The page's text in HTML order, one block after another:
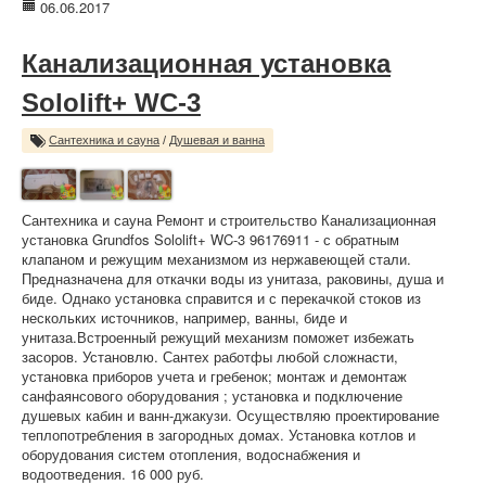
06.06.2017
Канализационная установка
Sololift+ WC-3
Сантехника и сауна / Душевая и ванна
Сантехника и сауна Ремонт и строительство Канализационная
установка Grundfos Sololift+ WC-3 96176911 - с обратным
клапаном и режущим механизмом из нержавеющей стали.
Предназначена для откачки воды из унитаза, раковины, душа и
биде. Однако установка справится и с перекачкой стоков из
нескольких источников, например, ванны, биде и
унитаза.Встроенный режущий механизм поможет избежать
засоров. Установлю. Сантех работфы любой сложнасти,
установка приборов учета и гребенок; монтаж и демонтаж
санфаянсового оборудования ; установка и подключение
душевых кабин и ванн-джакузи. Осуществляю проектирование
теплопотребления в загородных домах. Установка котлов и
оборудования систем отопления, водоснабжения и
водоотведения. 16 000 руб.